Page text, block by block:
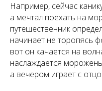
Например, сейчас
а мечтал поехать на
путешественник
начинает не торопясь
вот он качается на
наслаждается
а вечером играет с